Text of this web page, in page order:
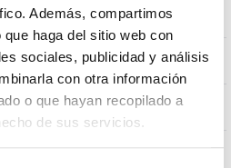
Además, compartimos
haga del sitio web con
sociales, publicidad y análisis
con otra información
o que hayan recopilado a
de sus servicios.
2700K-6500K
80-80
120